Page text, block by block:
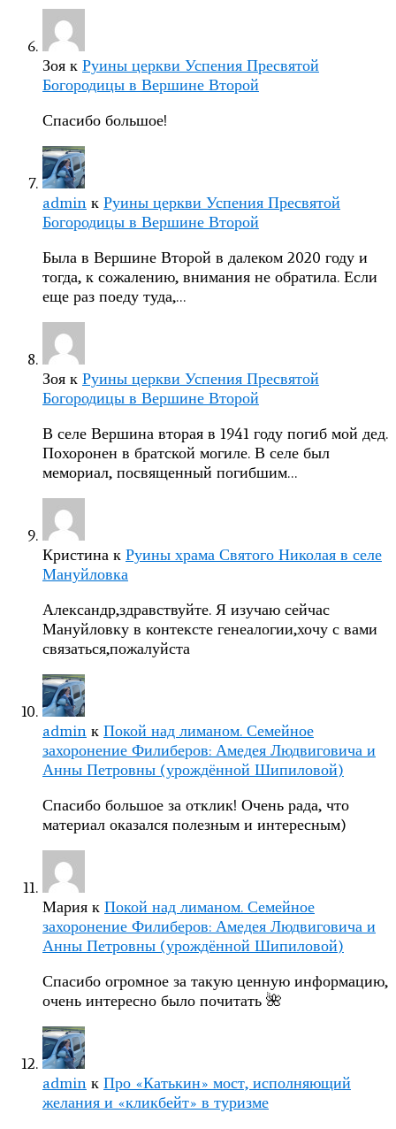
Зоя к Руины церкви Успения Пресвятой
Богородицы в Вершине Второй
Спасибо большое!
admin к Руины церкви Успения Пресвятой
Богородицы в Вершине Второй
Была в Вершине Второй в далеком 2020 году и
тогда, к сожалению, внимания не обратила. Если
еще раз поеду туда,…
Зоя к Руины церкви Успения Пресвятой
Богородицы в Вершине Второй
В селе Вершина вторая в 1941 году погиб мой дед.
Похоронен в братской могиле. В селе был
мемориал, посвященный погибшим…
Кристина к Руины храма Святого Николая в селе
Мануйловка
Александр,здравствуйте. Я изучаю сейчас
Мануйловку в контексте генеалогии,хочу с вами
связаться,пожалуйста
admin к Покой над лиманом. Семейное
захоронение Филиберов: Амедея Людвиговича и
Анны Петровны (урождённой Шипиловой)
Спасибо большое за отклик! Очень рада, что
материал оказался полезным и интересным)
Мария к Покой над лиманом. Семейное
захоронение Филиберов: Амедея Людвиговича и
Анны Петровны (урождённой Шипиловой)
Спасибо огромное за такую ценную информацию,
очень интересно было почитать 🌺
admin к Про «Катькин» мост, исполняющий
желания и «кликбейт» в туризме